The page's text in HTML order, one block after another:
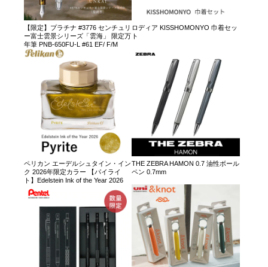
【限定】プラチナ #3776 センチュリ
ー富士雲景シリーズ「雲海」 限定万
年筆 PNB-650FU-L #61 EF/ F/M
ロディア KISSHOMONYO 巾着セッ
ト
ペリカン エーデルシュタイン・イン
ク 2026年限定カラー 【パイライ
ト】Edelstein Ink of the Year 2026
THE ZEBRA HAMON 0.7 油性ボール
ペン 0.7mm